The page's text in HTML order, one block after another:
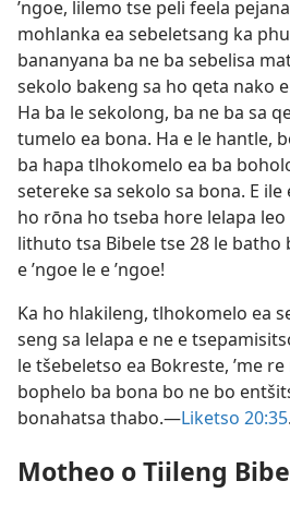
’ngoe, lilemo tse peli feela
mohlanka ea sebeletsang ka
bananyana ba ne ba sebelisa
sekolo bakeng sa ho qeta nako
Ha ba le sekolong, ba ne ba sa
tumelo ea bona. Ha e le hantle,
ba hapa tlhokomelo ea ba
setereke sa sekolo sa bona. E
ho rōna ho tseba hore lelapa leo
lithuto tsa Bibele tse 28 le batho
e ’ngoe le e ’ngoe!
Ka ho hlakileng, tlhokomelo ea
seng sa lelapa e ne e
le tšebeletso ea Bokreste, ’me
bophelo ba bona bo ne bo
bonahatsa thabo.—Liketso 20:35.
Motheo o Tiileng